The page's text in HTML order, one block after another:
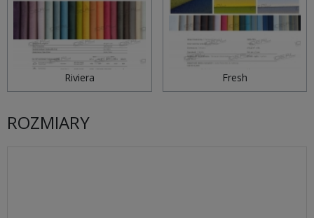
Riviera Fresh
ROZMIARY